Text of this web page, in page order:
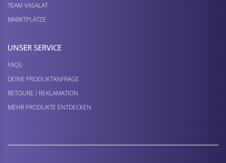
TEAM VASALAT
MARKTPLÄTZE
UNSER SERVICE
FAQS
DEINE PRODUKTANFRAGE
RETOURE / REKLAMATION
MEHR PRODUKTE ENTDECKEN